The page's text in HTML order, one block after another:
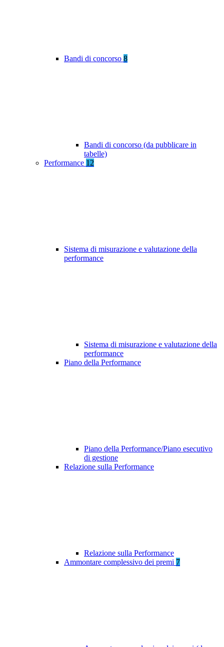
Bandi di concorso 8
Bandi di concorso (da pubblicare in
tabelle)
Performance 12
Sistema di misurazione e valutazione della
performance
Sistema di misurazione e valutazione della
performance
Piano della Performance
Piano della Performance/Piano esecutivo
di gestione
Relazione sulla Performance
Relazione sulla Performance
Ammontare complessivo dei premi 7